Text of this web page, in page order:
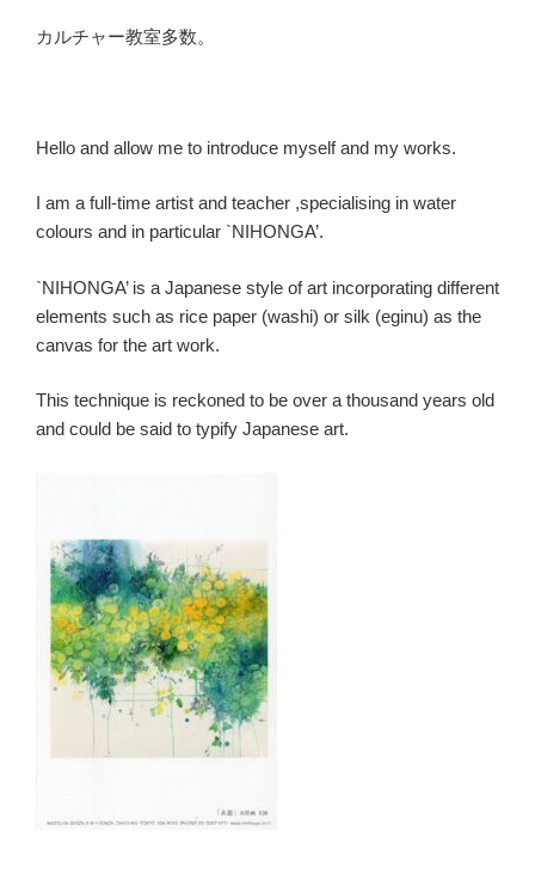
カルチャー教室多数。
Hello and allow me to introduce myself and my works.
I am a full-time artist and teacher ,specialising in water
colours and in particular `NIHONGA’.
`NIHONGA’ is a Japanese style of art incorporating different
elements such as rice paper (washi) or silk (eginu) as the
canvas for the art work.
This technique is reckoned to be over a thousand years old
and could be said to typify Japanese art.